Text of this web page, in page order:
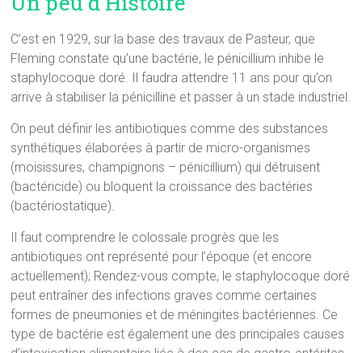
C’est en 1929, sur la base des travaux de Pasteur, que
Fleming constate qu’une bactérie, le pénicillium inhibe le
staphylocoque doré. Il faudra attendre 11 ans pour qu’on
arrive à stabiliser la pénicilline et passer à un stade industriel.
On peut définir les antibiotiques comme des substances
synthétiques élaborées à partir de micro-organismes
(moisissures, champignons – pénicillium) qui détruisent
(bactéricide) ou bloquent la croissance des bactéries
(bactériostatique).
Il faut comprendre le colossale progrès que les
antibiotiques ont représenté pour l’époque (et encore
actuellement); Rendez-vous compte, le staphylocoque doré
peut entraîner des infections graves comme certaines
formes de pneumonies et de méningites bactériennes. Ce
type de bactérie est également une des principales causes